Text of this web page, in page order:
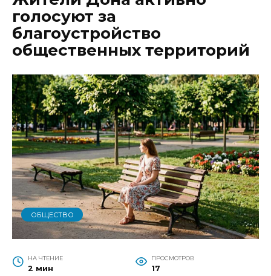
голосуют за
благоустройство
общественных территорий
ОБЩЕСТВО
НА ЧТЕНИЕ
2 мин
ПРОСМОТРОВ
17